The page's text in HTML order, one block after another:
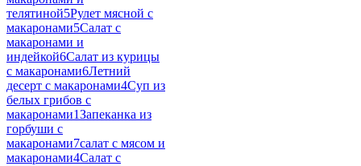
телятиной5Рулет мясной с
макаронами5Салат с
макаронами и
индейкой6Салат из курицы
с макаронами6Летний
десерт с макаронами4Суп из
белых грибов с
макаронами1Запеканка из
горбуши с
макаронами7салат с мясом и
макаронами4Салат с